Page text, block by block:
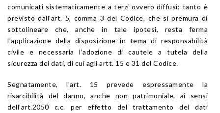
comunicati sistematicamente a terzi ovvero diffusi: tanto è
previsto dall’art. 5, comma 3 del Codice, che si premura di
sottolineare che, anche in tale ipotesi, resta ferma
l’applicazione della disposizione in tema di responsabilità
civile e necessaria l’adozione di cautele a tutela della
sicurezza dei dati, di cui agli artt. 15 e 31 del Codice.
Segnatamente, l’art. 15 prevede espressamente la
risarcibilità del danno, anche non patrimoniale, ai sensi
dell’art.2050 c.c. per effetto del trattamento dei dati